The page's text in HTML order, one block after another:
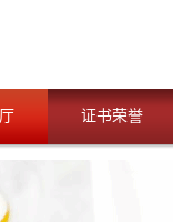
证书荣誉